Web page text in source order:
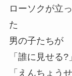
ローソクが
た
男の子たちが
「誰に見せる?」
「えんちょう